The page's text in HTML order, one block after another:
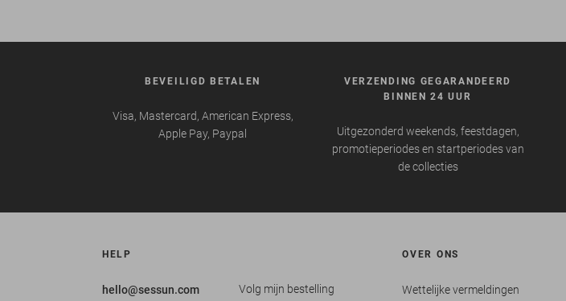
BEVEILIGD BETALEN
Visa, Mastercard, American Express,
Apple Pay, Paypal
VERZENDING GEGARANDEERD
BINNEN 24 UUR
Uitgezonderd weekends, feestdagen,
promotieperiodes en startperiodes van
de collecties
HELP
hello@sessun.com
Volg mijn bestelling
OVER ONS
Wettelijke vermeldingen